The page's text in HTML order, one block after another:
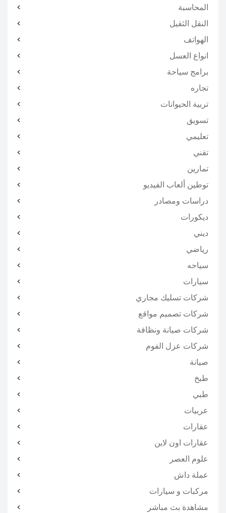
المحاسبة
النقل الثقيل
الهواتف
انواع العسل
برامج سياحة
تجاره
تربية الحيوانات
تسويق
تعليمي
تقني
تمارين
توطين ألعاب الفيديو
دراسات ومصادر
ديكورات
ديني
رياضي
سياحه
سيارات
شركات تسليك مجاري
شركات تصميم مواقع
شركات صيانة ونظافة
شركات عزل الفوم
صيانة
طبخ
طبي
عربيات
عقارات
عقارات اون لاين
علوم العصر
عملة داش
مركبات و سيارات
مشاهدة بث مباشر